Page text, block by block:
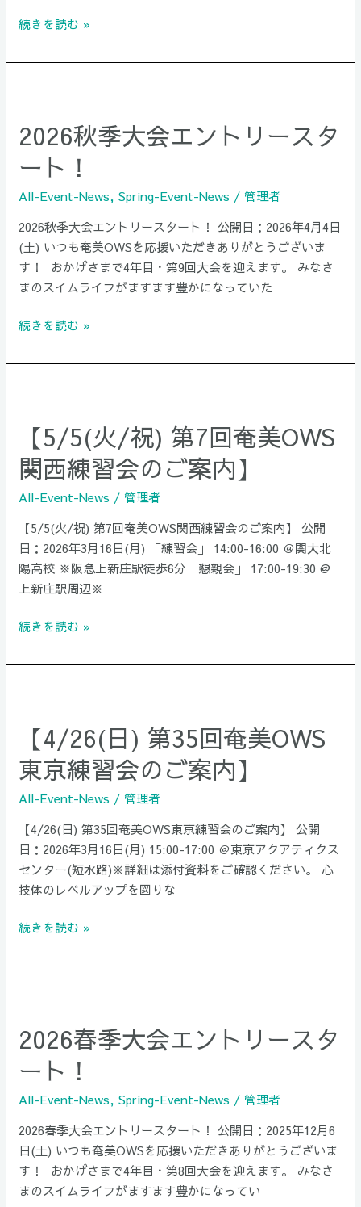
ト
続きを読む »
2026秋季大会エントリースタ
ート！
All-Event-News,Spring-Event-News / 管理者
2026秋季大会エントリースタート！ 公開日：2026年4月4日
(土) いつも奄美OWSを応援いただきありがとうございま
す！ おかげさまで4年目・第9回大会を迎えます。 みなさ
まのスイムライフがますます豊かになっていた
季
大
会
エ
ト
リ
ー
ス
ー
続きを読む »
【5/5(火/祝) 第7回奄美OWS
関西練習会のご案内】​
All-Event-News / 管理者
【5/5(火/祝) 第7回奄美OWS関西練習会のご案内】 公開
日：2026年3月16日(月) 「練習会」 14:00-16:00 ＠関大北
陽高校 ※阪急上新庄駅徒歩6分「懇親会」 17:00-19:30 @
上新庄駅周辺※
回
奄
OWS
関
西
練
会
続きを読む »
【4/26(日) 第35回奄美OWS
東京練習会のご案内】
All-Event-News / 管理者
【4/26(日) 第35回奄美OWS東京練習会のご案内】 公開
日：2026年3月16日(月) 15:00-17:00 ＠東京アクアティクス
センター(短水路)※詳細は添付資料をご確認ください。 心
技体のレベルアップを図りな
奄
美
東
京
練
習
の
続きを読む »
2026春季大会エントリースタ
ート！
All-Event-News,Spring-Event-News / 管理者
2026春季大会エントリースタート！ 公開日：2025年12月6
日(土) いつも奄美OWSを応援いただきありがとうございま
す！ おかげさまで4年目・第8回大会を迎えます。 みなさ
まのスイムライフがますます豊かになってい
季
大
会
エ
ト
リ
ー
ス